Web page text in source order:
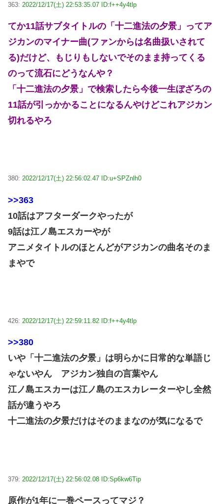
363: 2022/12/17(土) 22:53:35.07 ID:f++4y4tlp
てか11話サブタイトルの「十二進法の夕景」ってア
ジカンのマイナー曲(ファンからは名曲扱いされて
る)だけど、もじりもしないでそのまま持ってくる
のって流石にどうなんや？
「十二進法の夕景」で検索したら今後一生ぼざろの
11話が引っかかることになるんやけどこれアジカン
切れるやろ
380: 2022/12/17(土) 22:56:02.47 ID:u+SPZnlh0
>>363
10話はアフターダークやったが
9話は江ノ島エスカーやが
アニメタイトルのほとんどがアジカンの曲名そのま
まやで
426: 2022/12/17(土) 22:59:11.82 ID:f++4y4tlp
>>380
いや「十二進法の夕景」は明らかに日常的な単語じ
ゃないやん アジカン独自の言葉やん
江ノ島エスカーは江ノ島のエスカレーターやし全然
話が違うやろ
十二進法の夕景だけはそのままなのが気になるで
379: 2022/12/17(土) 22:56:02.08 ID:Sp6kw6Tip
原作が1年に一巻ペースってマジ？